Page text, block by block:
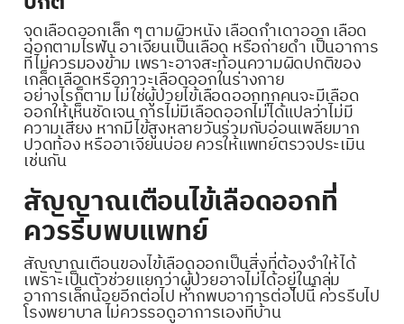
จุดเลือดออกเล็ก ๆ ตามผิวหนัง เลือดกำเดาออก เลือด
ออกตามไรฟัน อาเจียนเป็นเลือด หรือถ่ายดำ เป็นอาการ
ที่ไม่ควรมองข้าม เพราะอาจสะท้อนความผิดปกติของ
เกล็ดเลือดหรือภาวะเลือดออกในร่างกาย
อย่างไรก็ตาม ไม่ใช่ผู้ป่วยไข้เลือดออกทุกคนจะมีเลือด
ออกให้เห็นชัดเจน การไม่มีเลือดออกไม่ได้แปลว่าไม่มี
ความเสี่ยง หากมีไข้สูงหลายวันร่วมกับอ่อนเพลียมาก
ปวดท้อง หรืออาเจียนบ่อย ควรให้แพทย์ตรวจประเมิน
เช่นกัน
สัญญาณเตือนไข้เลือดออกที่
ควรรีบพบแพทย์
สัญญาณเตือนของไข้เลือดออกเป็นสิ่งที่ต้องจำให้ได้
เพราะเป็นตัวช่วยแยกว่าผู้ป่วยอาจไม่ได้อยู่ในกลุ่ม
อาการเล็กน้อยอีกต่อไป หากพบอาการต่อไปนี้ ควรรีบไป
โรงพยาบาล ไม่ควรรอดูอาการเองที่บ้าน